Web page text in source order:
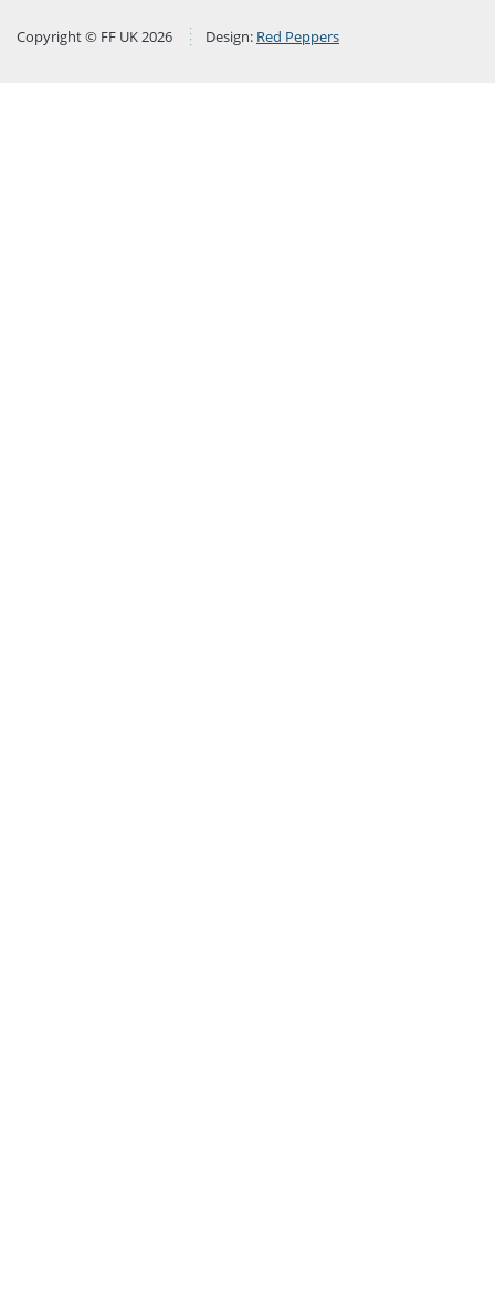
Copyright © FF UK 2026 Design: Red Peppers